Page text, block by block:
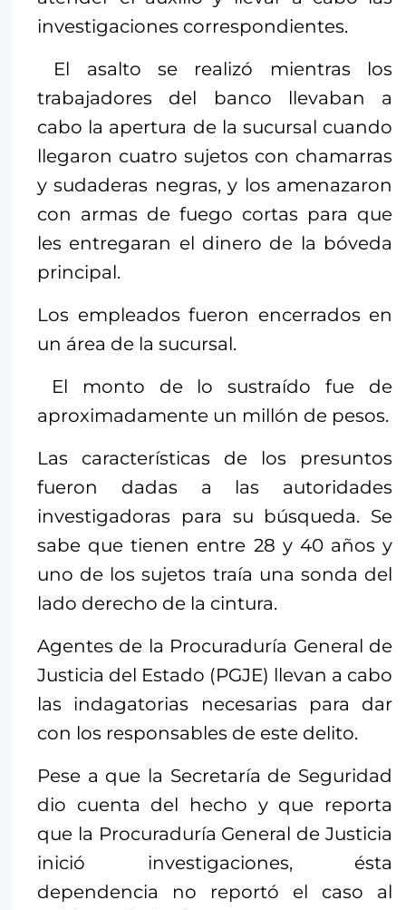
investigaciones correspondientes.
El asalto se realizó mientras los
trabajadores del banco llevaban a
cabo la apertura de la sucursal cuando
llegaron cuatro sujetos con chamarras
y sudaderas negras, y los amenazaron
con armas de fuego cortas para que
les entregaran el dinero de la bóveda
principal.
Los empleados fueron encerrados en
un área de la sucursal.
El monto de lo sustraído fue de
aproximadamente un millón de pesos.
Las características de los presuntos
fueron dadas a las autoridades
investigadoras para su búsqueda. Se
sabe que tienen entre 28 y 40 años y
uno de los sujetos traía una sonda del
lado derecho de la cintura.
Agentes de la Procuraduría General de
Justicia del Estado (PGJE) llevan a cabo
las indagatorias necesarias para dar
con los responsables de este delito.
Pese a que la Secretaría de Seguridad
dio cuenta del hecho y que reporta
que la Procuraduría General de Justicia
inició investigaciones, ésta
dependencia no reportó el caso al